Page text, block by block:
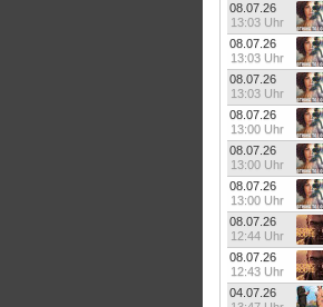
08.07.26
13:03 Uhr
08.07.26
13:03 Uhr
08.07.26
13:03 Uhr
08.07.26
13:00 Uhr
08.07.26
13:00 Uhr
08.07.26
13:00 Uhr
08.07.26
12:44 Uhr
08.07.26
12:43 Uhr
04.07.26